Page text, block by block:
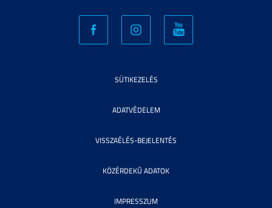
SÜTIKEZELÉS
ADATVÉDELEM
VISSZAÉLÉS-BEJELENTÉS
KÖZÉRDEKŰ ADATOK
IMPRESSZUM